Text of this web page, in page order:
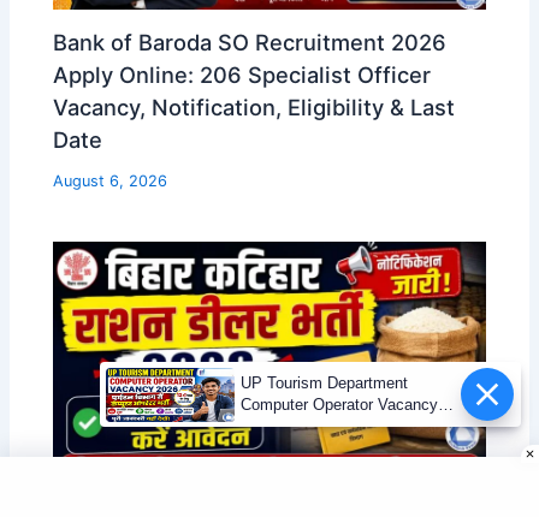
Bank of Baroda SO Recruitment 2026
Apply Online: 206 Specialist Officer
Vacancy, Notification, Eligibility & Last
Date
August 6, 2026
UP Tourism Department
Computer Operator Vacancy
2026 | 12वीं पास भर्ती